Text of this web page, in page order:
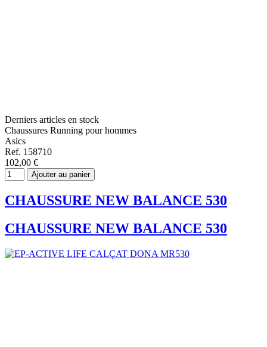
Derniers articles en stock
Chaussures Running pour hommes
Asics
Ref. 158710
102,00 €
Ajouter au panier
CHAUSSURE NEW BALANCE 530
CHAUSSURE NEW BALANCE 530